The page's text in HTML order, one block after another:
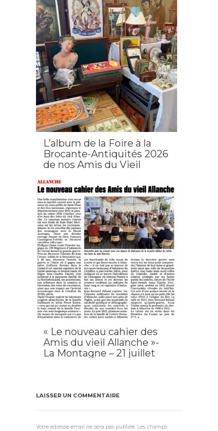
L’album de la Foire à la
Brocante-Antiquités 2026
de nos Amis du Vieil
2026,Allanche,cantal,cézallier,foire à la brocante
et antiquité
« Le nouveau cahier des
Amis du vieil Allanche »-
La Montagne – 21 juillet
LAISSER UN COMMENTAIRE
Votre adresse email ne sera pas publiée. Les champs